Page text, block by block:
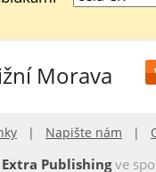
Morava
| Napište nám |
Extra Publishingve